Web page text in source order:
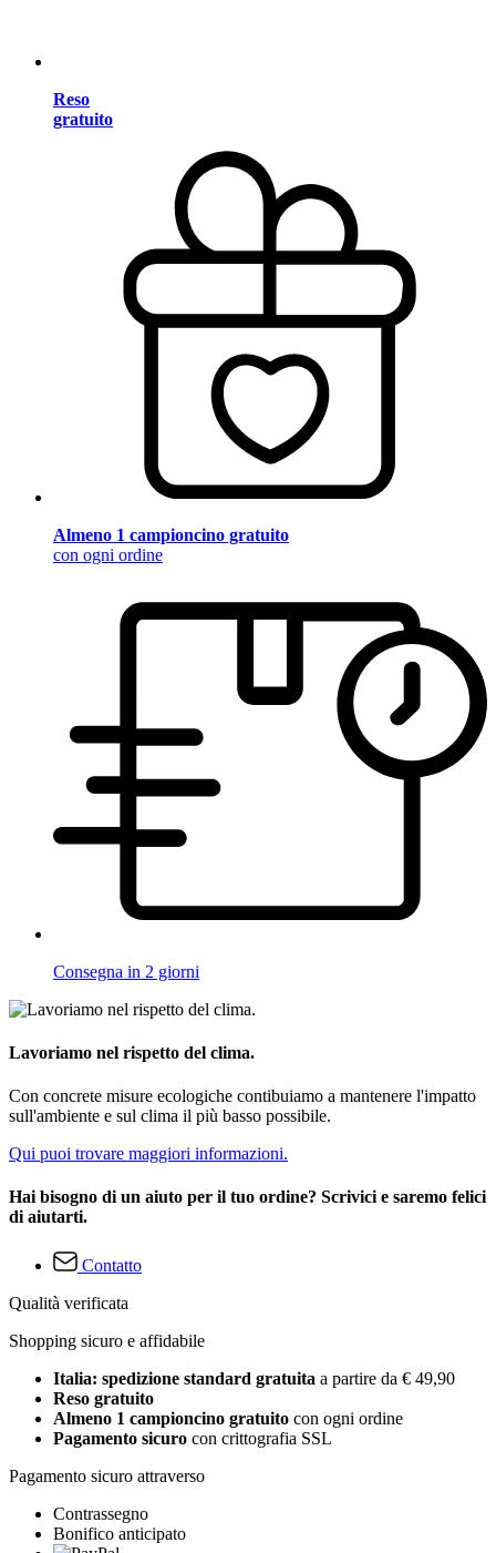
Reso
gratuito
Almeno 1 campioncino gratuito
con ogni ordine
Consegna in 2 giorni
Lavoriamo nel rispetto del clima.
Con concrete misure ecologiche contibuiamo a mantenere l'impatto
sull'ambiente e sul clima il più basso possibile.
Qui puoi trovare maggiori informazioni.
Hai bisogno di un aiuto per il tuo ordine? Scrivici e saremo felici
di aiutarti.
Contatto
Qualità verificata
Shopping sicuro e affidabile
Italia: spedizione standard gratuita a partire da € 49,90
Reso gratuito
Almeno 1 campioncino gratuito con ogni ordine
Pagamento sicuro con crittografia SSL
Pagamento sicuro attraverso
Contrassegno
Bonifico anticipato